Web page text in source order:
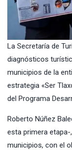
La Secretaría de
diagnósticos
municipios de la
estrategia «Ser
del Programa
Roberto Núñez
esta primera
municipios, con el